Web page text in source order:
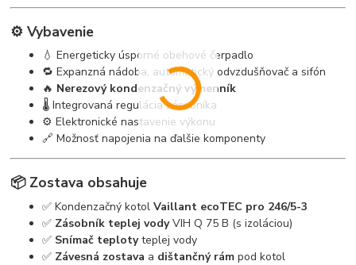
⚙️ Vybavenie
💧 Energeticky úsporné obehové čerpadlo
🔁 Expanzná nádoba, automatický odvzdušňovač a sifón
🔥 Nerezový kondenzačný výmenník
🌡️ Integrovaná regulácia zásobníka
⚙️ Elektronické nastavenie výkonu
🔗 Možnosť napojenia na ďalšie komponenty
📦 Zostava obsahuje
✅ Kondenzačný kotolVaillant ecoTEC pro 246/5-3
✅ Zásobník teplej vodyVIH Q 75 B (s izoláciou)
✅ Snímač teplotyteplej vody
✅ Závesná zostava a dištančný rám pod kotol